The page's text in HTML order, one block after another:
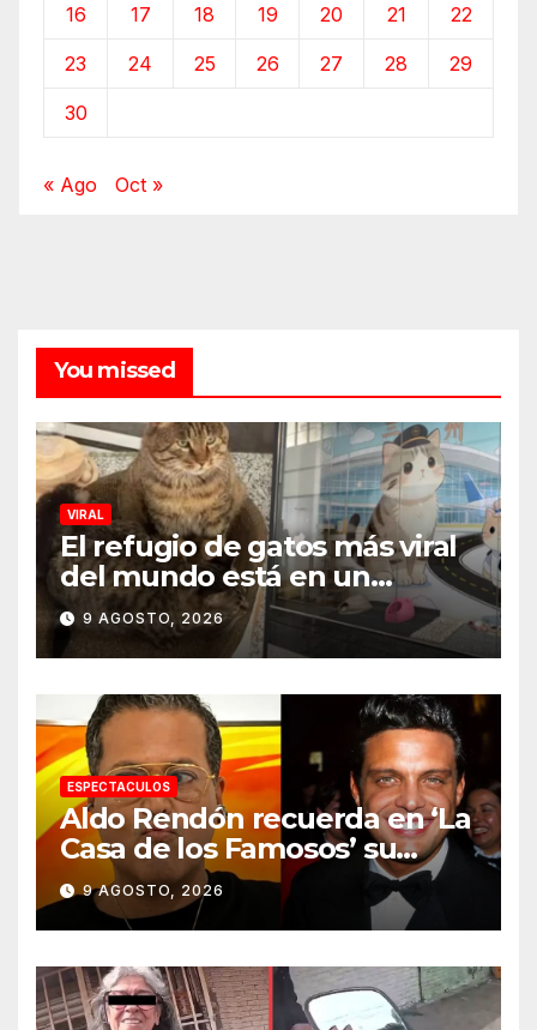
16 17 18 19 20 21 22
23 24 25 26 27 28 29
30
« Ago Oct »
You missed
VIRAL
El refugio de gatos más viral
del mundo está en un
aeropuerto internacional y
tiene a tres felinos
patrullando las puertas de
embarque
9 AGOSTO, 2026
ESPECTACULOS
Aldo Rendón recuerda en ‘La
Casa de los Famosos’ su
encuentro con Luis Miguel
9 AGOSTO, 2026